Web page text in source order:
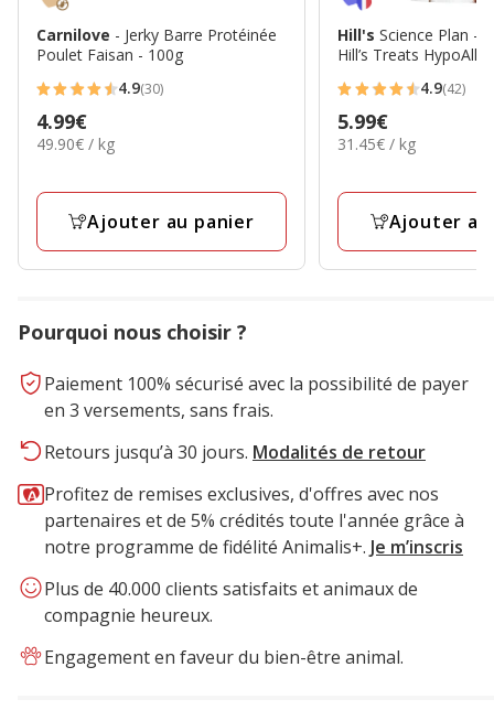
Carnilove - Jerky Barre Protéinée
Poulet Faisan - 100g
4.9
étoiles
avec
avis
4.9(30)
Prix
4.99€
4.99€
49.90€
49.90€ / kg
Ajouter au panier
Hill'sScience Plan -
Hill’s Treats
4.9
étoiles
avec
avis
4.9(42)
Prix
5.99€
5.99€
31.45€
31.45€ / kg
Ajouter
Pourquoi nous choisir ?
Paiement 100% sécurisé avec la possibilité de payer
en 3 versements, sans frais.
Retours jusqu’à 30 jours. Modalités de retour
Profitez de remises exclusives, d'offres avec nos
partenaires et de 5% crédités toute l'année grâce à
notre programme de fidélité Animalis+. Je m’inscris
Plus de 40.000 clients satisfaits et animaux de
compagnie heureux.
Engagement en faveur du bien-être animal.